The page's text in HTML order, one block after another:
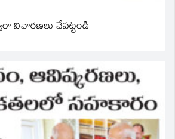
విచారణలు చేపట్టండి